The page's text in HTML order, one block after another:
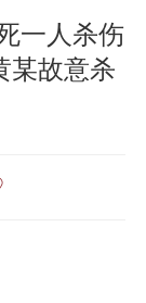
一人杀伤
故意杀